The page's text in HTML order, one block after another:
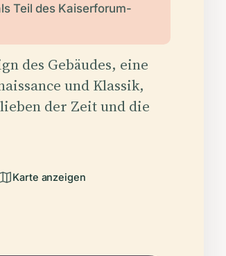
Teil des Kaiserforum-
des Gebäudes, eine
und Klassik,
der Zeit und die
Karte anzeigen